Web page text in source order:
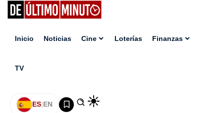
Inicio Noticias Cine Loterías Finanzas
TV
ES|EN